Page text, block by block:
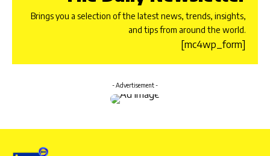
Brings you a selection of the latest news, trends, insights,
and tips from around the world.
[mc4wp_form]
- Advertisement -